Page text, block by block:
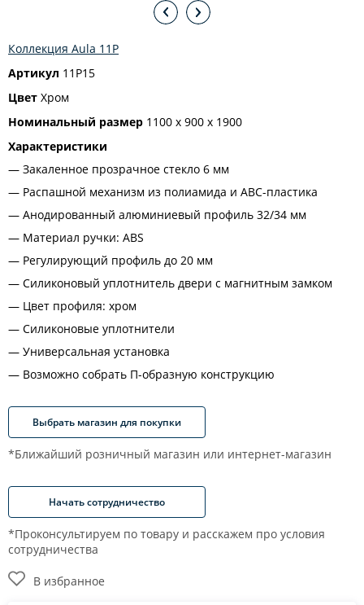
Коллекция Aula 11P
Артикул 11P15
Цвет Хром
Номинальный размер 1100 х 900 х 1900
Характеристики
Закаленное прозрачное стекло 6 мм
Распашной механизм из полиамида и АВС-пластика
Анодированный алюминиевый профиль 32/34 мм
Материал ручки: ABS
Регулирующий профиль до 20 мм
Силиконовый уплотнитель двери с магнитным замком
Цвет профиля: хром
Силиконовые уплотнители
Универсальная установка
Возможно собрать П-образную конструкцию
Выбрать магазин для покупки
*Ближайший розничный магазин или интернет-магазин
Начать сотрудничество
*Проконсультируем по товару и расскажем про условия
сотрудничества
В избранное